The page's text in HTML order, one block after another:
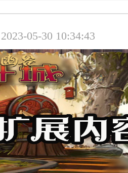
2023-05-30 10:34:43